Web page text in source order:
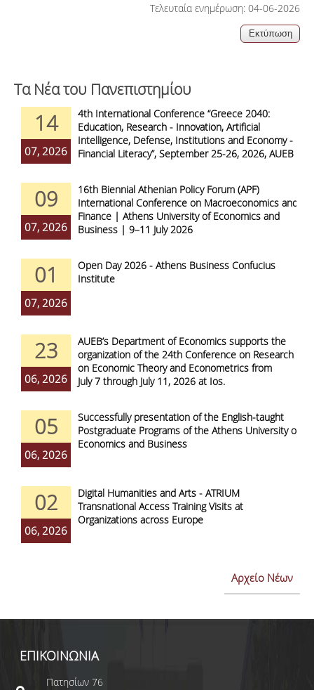
Τελευταία ενημέρωση: 04-06-2026
Τα Νέα του Πανεπιστημίου
14
07, 2026
4th International Conference “Greece 2040:
Education, Research - Innovation, Artificial
Intelligence, Defense, Institutions and Economy -
Financial Literacy”, September 25-26, 2026, AUEB
09
07, 2026
16th Biennial Athenian Policy Forum (APF)
International Conference on Macroeconomics and
Finance | Athens University of Economics and
Business | 9–11 July 2026
01
07, 2026
Open Day 2026 - Athens Business Confucius
Institute
23
06, 2026
AUEB’s Department of Economics supports the
organization of the 24th Conference on Research
on Economic Theory and Econometrics from
July 7 through July 11, 2026 at Ios.
05
06, 2026
Successfully presentation of the English-taught
Postgraduate Programs of the Athens University of
Economics and Business
02
06, 2026
Digital Humanities and Arts - ATRIUM
Transnational Access Training Visits at
Organizations across Europe
Αρχείο Νέων
ΕΠΙΚΟΙΝΩΝΙΑ
Πατησίων 76